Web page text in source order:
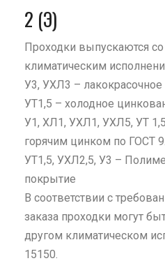
2 (Э)
Проходки выпускаются
климатическим
У3, УХЛ3 –
УТ1,5 – холодное
У1, ХЛ1, УХЛ1, УХЛ5, УТ
горячим цинком по ГОСТ
УТ1,5, УХЛ2,5, У3 –
покрытие
В соответствии с
заказа проходки могут
другом климатическом
15150.